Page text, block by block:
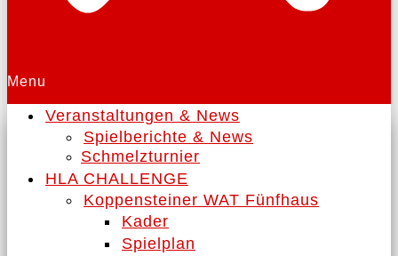
Menu
Veranstaltungen & News
Spielberichte & News
Schmelzturnier
HLA CHALLENGE
Koppensteiner WAT Fünfhaus
Kader
Spielplan